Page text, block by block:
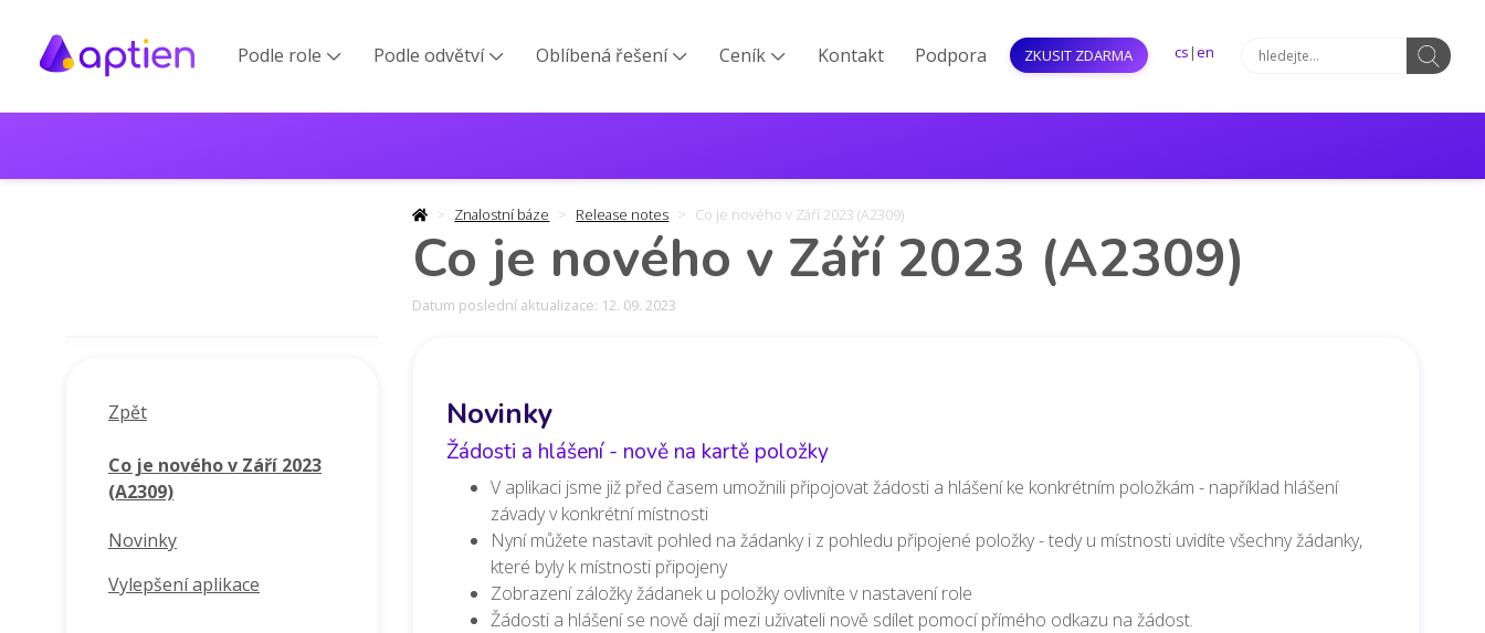
Podle role  Podle odvětví  Oblíbená řešení  Ceník  Kontakt Podpora ZKUSIT ZDARMA cs |en
Znalostní báze Release notes Co je nového v Září 2023 (A2309)
Co je nového v Září 2023 (A2309)
Datum poslední aktualizace: 12. 09. 2023
Zpět
Co je nového v Září 2023
(A2309)
Novinky
Vylepšení aplikace
Novinky
Žádosti a hlášení - nově na kartě položky
V aplikaci jsme již před časem umožnili připojovat žádosti a hlášení ke konkrétním položkám - například hlášení
závady v konkrétní místnosti
Nyní můžete nastavit pohled na žádanky i z pohledu připojené položky - tedy u místnosti uvidíte všechny žádanky,
které byly k místnosti připojeny
Zobrazení záložky žádanek u položky ovlivníte v nastavení role
Žádosti a hlášení se nově dají mezi uživateli nově sdílet pomocí přímého odkazu na žádost.